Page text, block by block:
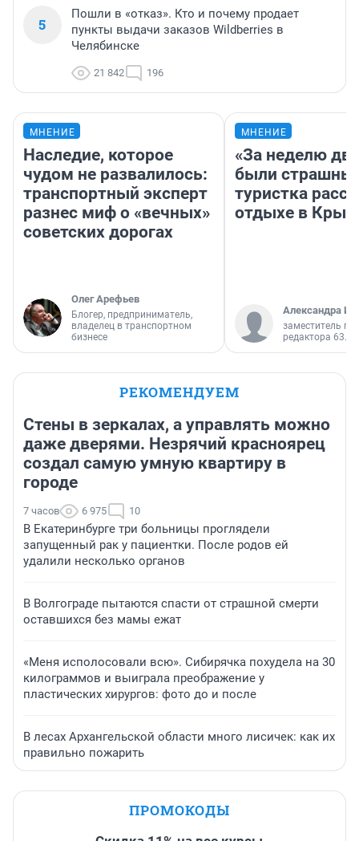
5
Пошли в «отказ». Кто и почему продает
пункты выдачи заказов Wildberries в
Челябинске
21 842 196
МНЕНИЕ
Наследие, которое
чудом не развалилось:
транспортный эксперт
разнес миф о «вечных»
советских дорогах
Олег Арефьев
Блогер, предприниматель,
владелец в транспортном
бизнесе
МНЕНИЕ
«За неделю
были
туристка
отдыхе в
Александра
заместитель
редактора 63.RU
РЕКОМЕНДУЕМ
Стены в зеркалах, а управлять можно
даже дверями. Незрячий красноярец
создал самую умную квартиру в
городе
7 часов 6 975 10
В Екатеринбурге три больницы проглядели
запущенный рак у пациентки. После родов ей
удалили несколько органов
В Волгограде пытаются спасти от страшной смерти
оставшихся без мамы ежат
«Меня исполосовали всю». Сибирячка похудела на 30
килограммов и выиграла преображение у
пластических хирургов: фото до и после
В лесах Архангельской области много лисичек: как их
правильно пожарить
ПРОМОКОДЫ